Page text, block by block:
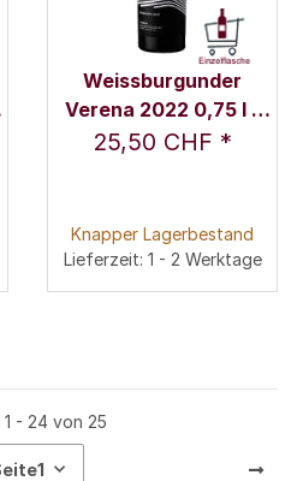
Weissburgunder
Verena 2022 0,75 l -
Weingut Nicolussi-
25,50 CHF *
Knapper Lagerbestand
Lieferzeit: 1 - 2 Werktage
- 24 von 25
1